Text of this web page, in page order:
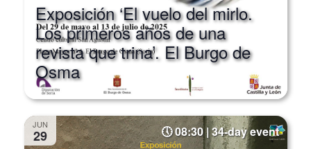
Exposición ‘El vuelo del mirlo.
Los primeros años de una
revista que trina’. El Burgo de
Osma
JUN
29 08:30 | 34-day event